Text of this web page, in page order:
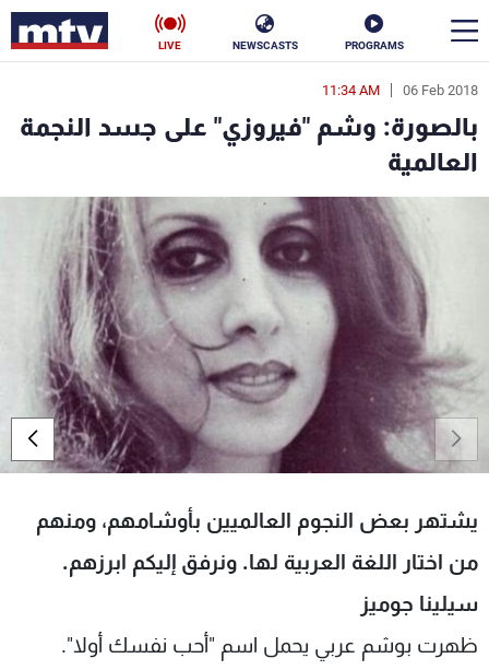
PROGRAMS
NEWSCASTS
LIVE
06 Feb 2018
11:34 AM
بالصورة: وشم "فيروزي" على جسد النجمة
العالمية
يشتهر بعض النجوم العالميين بأوشامهم، ومنهم
من اختار اللغة العربية لها. ونرفق إليكم ابرزهم.
سيلينا جوميز
ظهرت بوشم عربي يحمل اسم "أحب نفسك أولا".
en
الأخبار
سياسة ناس
فن
منوعات رياضة
كأس العالم
البرامج
شاهد البرامج
عن MTV
الإنـتـاج
لاعلاناتكم
تواصل معنا
شروط الإسـتخدام